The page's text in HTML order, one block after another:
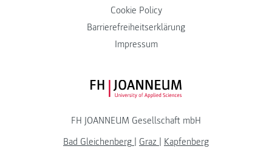
Cookie Policy
Barrierefreiheitserklärung
Impressum
FH JOANNEUM Logo
FH JOANNEUM Gesellschaft mbH
Bad Gleichenberg
Graz
Kapfenberg